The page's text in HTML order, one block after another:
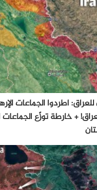
للعراق: اطردوا الجماعات
+ خارطة توزّع الجماعات